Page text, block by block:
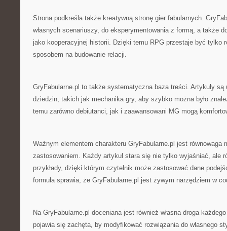
Strona podkreśla także kreatywną stronę gier fabularnych.
własnych scenariuszy, do eksperymentowania z formą, a także
jako kooperacyjnej historii. Dzięki temu RPG przestaje być tylko
sposobem na budowanie relacji.
GryFabularne.pl to także systematyczna baza treści. Artykuły są
dziedzin, takich jak mechanika gry, aby szybko można było
temu zarówno debiutanci, jak i zaawansowani MG mogą
Ważnym elementem charakteru GryFabularne.pl jest równowaga
zastosowaniem. Każdy artykuł stara się nie tylko wyjaśniać, ale
przykłady, dzięki którym czytelnik może zastosować dane
formuła sprawia, że GryFabularne.pl jest żywym narzędziem w
Na GryFabularne.pl doceniana jest również własna droga
pojawia się zachęta, by modyfikować rozwiązania do własnego